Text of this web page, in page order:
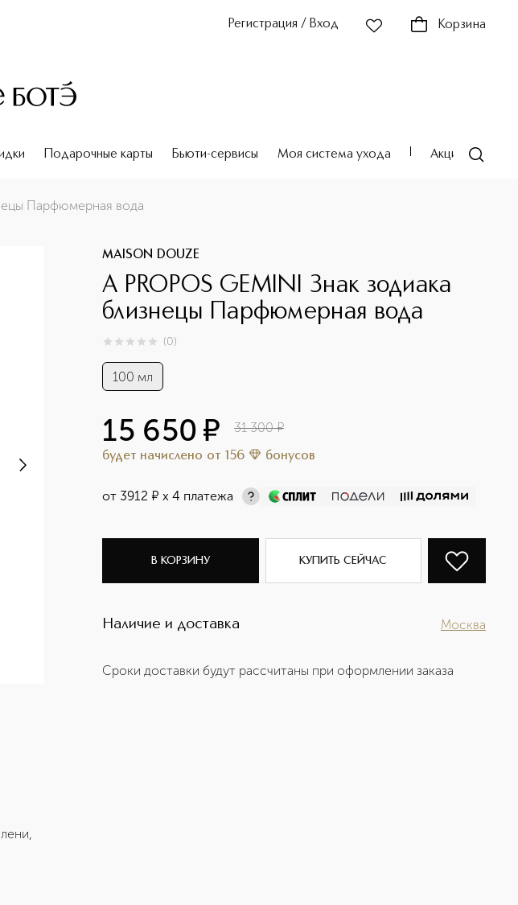
Регистрация / Вход Корзина
Подарочные карты Бьюти-сервисы Моя система ухода Акции
Парфюмерная вода
MAISON DOUZE
A PROPOS GEMINI Знак зодиака
близнецы Парфюмерная вода
0из 0 (0)
100 мл
15 650 ¤ 31 300 ¤
будет начислено от 156 бонусов
от 3912 ¤ х 4 платежа
В КОРЗИНУ КУПИТЬ СЕЙЧАС
Наличие и доставка Москва
Сроки доставки будут рассчитаны при оформлении заказа